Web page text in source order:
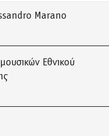
Marano
Εθνικού